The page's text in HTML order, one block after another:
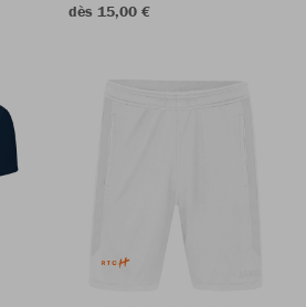
dès 15,00 €